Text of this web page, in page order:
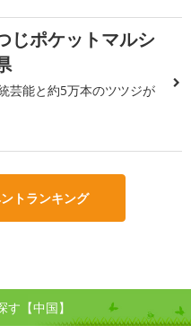
じポケットマルシ
芸能と約5万本のツツジが
トランキング
【中国】